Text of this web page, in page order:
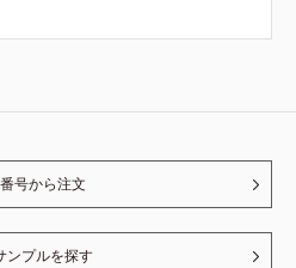
号から注文
ンプルを探す